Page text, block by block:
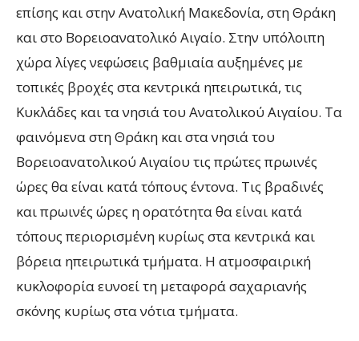
επίσης και στην Ανατολική Μακεδονία, στη Θράκη
και στο Βορειοανατολικό Αιγαίο. Στην υπόλοιπη
χώρα λίγες νεφώσεις βαθμιαία αυξημένες με
τοπικές βροχές στα κεντρικά ηπειρωτικά, τις
Κυκλάδες και τα νησιά του Ανατολικού Αιγαίου. Τα
φαινόμενα στη Θράκη και στα νησιά του
Βορειοανατολικού Αιγαίου τις πρώτες πρωινές
ώρες θα είναι κατά τόπους έντονα. Τις βραδινές
και πρωινές ώρες η ορατότητα θα είναι κατά
τόπους περιορισμένη κυρίως στα κεντρικά και
βόρεια ηπειρωτικά τμήματα. Η ατμοσφαιρική
κυκλοφορία ευνοεί τη μεταφορά σαχαριανής
σκόνης κυρίως στα νότια τμήματα.